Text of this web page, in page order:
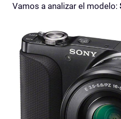
Vamos a analizar el modelo: